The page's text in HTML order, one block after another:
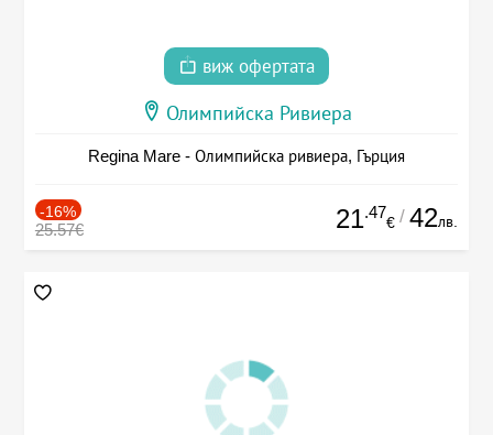
виж офертата
Олимпийска Ривиера
Regina Mare - Олимпийска ривиера, Гърция
-16%
25.57€ 21.47
€ / 42лв.